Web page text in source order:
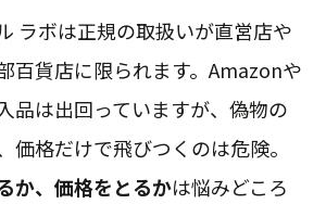
ラボは正規の取扱いが直営店や
百貨店に限られます。Amazonや
品は出回っていますが、偽物の
価格だけで飛びつくのは危険。
か、価格をとるかは悩みどころ